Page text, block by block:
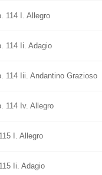
114 I. Allegro
114 Ii. Adagio
114 Iii. Andantino Grazioso
114 Iv. Allegro
I. Allegro
Ii. Adagio